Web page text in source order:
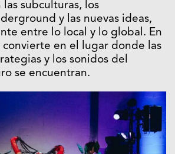
subculturas, los
y las nuevas ideas,
entre lo local y lo global. En
convierte en el lugar donde las
y los sonidos del
se encuentran.